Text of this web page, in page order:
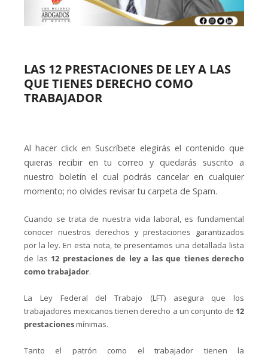
LAS 12 PRESTACIONES DE LEY A LAS
QUE TIENES DERECHO COMO
TRABAJADOR
Al hacer click en Suscríbete elegirás el contenido que
quieras recibir en tu correo y quedarás suscrito a
nuestro boletín el cual podrás cancelar en cualquier
momento; no olvides revisar tu carpeta de Spam.
Cuando se trata de nuestra vida laboral, es fundamental
conocer nuestros derechos y prestaciones garantizados
por la ley. En esta nota, te presentamos una detallada lista
de las 12 prestaciones de ley a las que tienes derecho
como trabajador.
La Ley Federal del Trabajo (LFT) asegura que los
trabajadores mexicanos tienen derecho a un conjunto de 12
prestacionesmínimas.
Tanto el patrón como el trabajador tienen la